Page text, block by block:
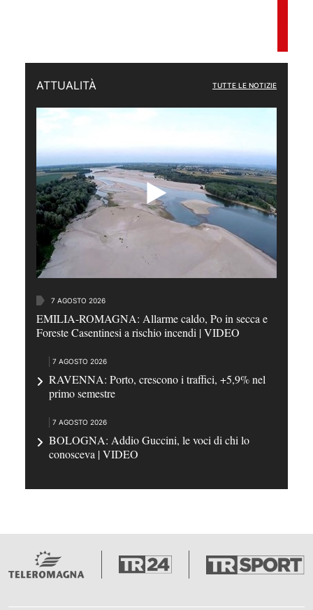
ATTUALITÀ TUTTE LE NOTIZIE
7 AGOSTO 2026
EMILIA-ROMAGNA: Allarme caldo, Po in secca e
Foreste Casentinesi a rischio incendi | VIDEO
7 AGOSTO 2026
RAVENNA: Porto, crescono i traffici, +5,9% nel
primo semestre
7 AGOSTO 2026
BOLOGNA: Addio Guccini, le voci di chi lo
conosceva | VIDEO